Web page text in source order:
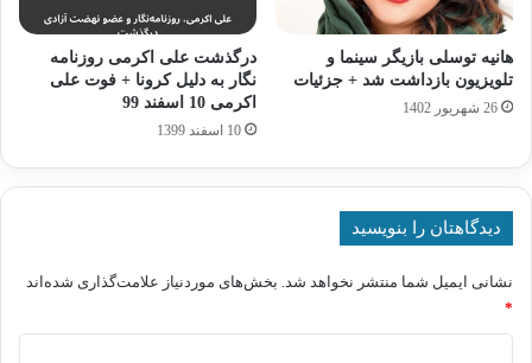
هانیه توسلی بازیگر سینما و
تلویزیون بازداشت شد + جزئیات
26 شهریور 1402
درگذشت علی اکرمی روزنامه
نگار به دلیل کرونا + فوت علی
اکرمی 10 اسفند 99
10 اسفند 1399
دیدگاهتان را بنویسید
نشانی ایمیل شما منتشر نخواهد شد. بخش‌های موردنیاز علامت‌گذاری شده‌اند
*